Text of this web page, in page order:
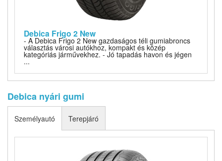
Debica Frigo 2 New
- A Debica Frigo 2 New gazdaságos téli gumiabroncs
választás városi autókhoz, kompakt és közép
kategóriás járművekhez. - Jó tapadás havon és jégen
...
Debica nyári gumi
Személyautó Terepjáró